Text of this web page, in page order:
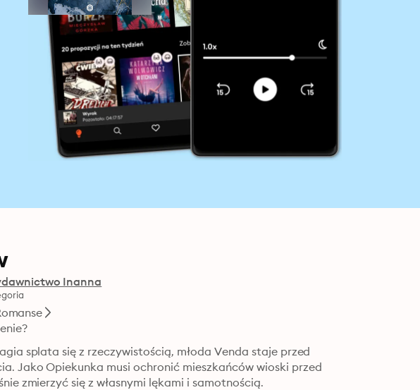
Inanna
splata się z rzeczywistością, młoda Venda staje przed
Jako Opiekunka musi ochronić mieszkańców wioski przed
zmierzyć się z własnymi lękami i samotnością.